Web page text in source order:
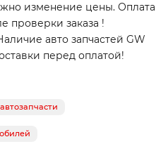
изменение цены. Оплата
проверки заказа !
авто запчастей GW
перед оплатой!